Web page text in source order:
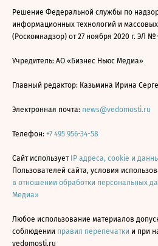
Решение Федеральной службы по
информационных технологий и
(Роскомнадзор) от 27 ноября 2020 г. ЭЛ №
Учредитель: АО «Бизнес Ньюс Медиа»
Главный редактор: Казьмина Ирина
Электронная почта: news@vedomosti.ru
Телефон: +7 495 956-34-58
Сайт использует IP адреса, cookie и
Пользователей сайта, условия
в отношении обработки персональных
Медиа»
Любое использование материалов
соблюдении правил перепечатки и при
vedomosti.ru